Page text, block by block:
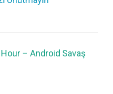
– Android Savaş